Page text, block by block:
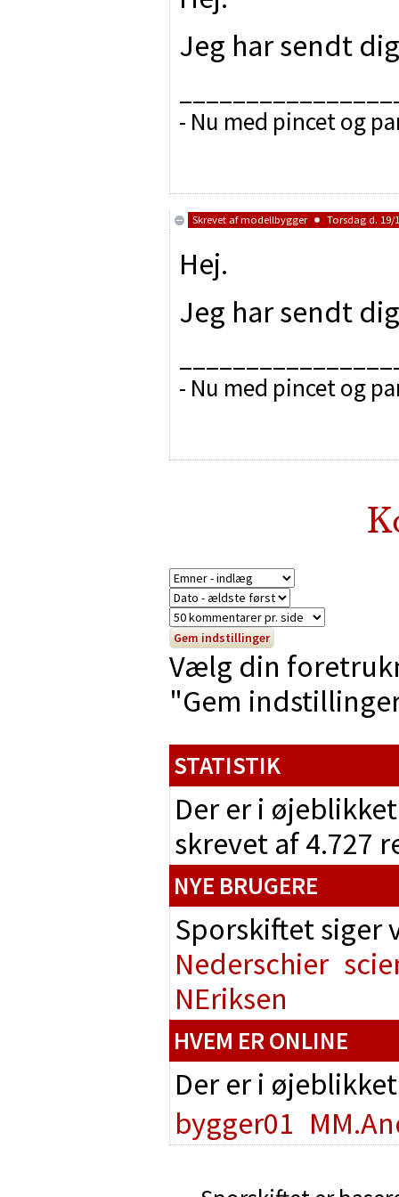
Jeg har sendt
- Nu med pincet og
Skrevet afmodellbygger Torsdag d. 19/
Hej.
Jeg har sendt
- Nu med pincet og
Vælg din
"Gem
STATISTIK
Der er i
skrevet af 4.727
NYE BRUGERE
Sporskiftet
Nederschier
NEriksen
HVEM ER ONLINE
Der er i
bygger01